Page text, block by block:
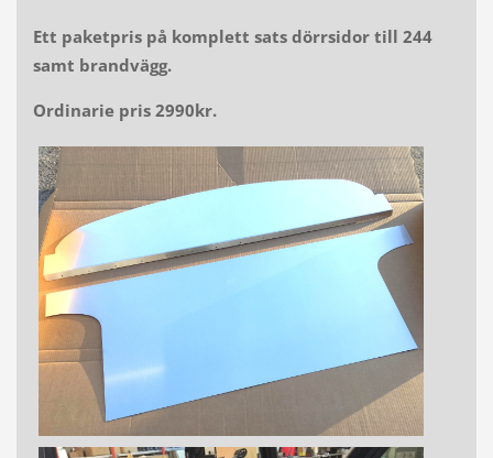
Ett paketpris på komplett sats dörrsidor till 244
samt brandvägg.
Ordinarie pris 2990kr.